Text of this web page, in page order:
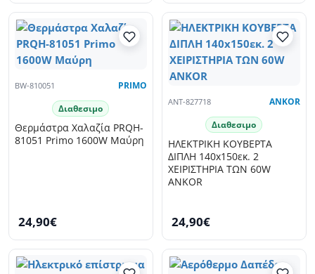
BW-810051 PRIMO
Διαθεσιμο
Θερμάστρα Χαλαζία PRQH-
81051 Primo 1600W Μαύρη
24,90€
ANT-827718 ANKOR
Διαθεσιμο
ΗΛΕΚΤΡΙΚΗ ΚΟΥΒΕΡΤΑ
ΔΙΠΛΗ 140x150εκ. 2
ΧΕΙΡΙΣΤΗΡΙΑ ΤΩΝ 60W
ANKOR
24,90€